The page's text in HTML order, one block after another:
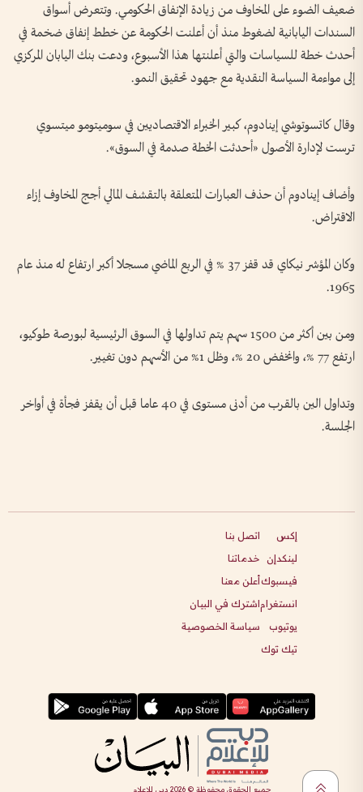
ضعيف الضوء على المخاوف من زيادة الإنفاق الحكومي. وتتعرض أسواق ​
السندات ⁠اليابانية لضغوط منذ ⁠أن أعلنت الحكومة عن خطط إنفاق ضخمة في
أحدث خطة للسياسات والتي أعلنتها هذا الأسبوع، ودعت بنك اليابان المركزي
إلى مواءمة ⁠السياسة النقدية مع جهود تحقيق النمو.
وقال كاتسوتوشي إينادوم، كبير الخبراء الاقتصاديين في سوميتومو ميتسوي
ترست لإدارة الأصول «أحدثت الخطة صدمة في السوق».
وأضاف إينادوم أن حذف العبارات المتعلقة بالتقشف المالي أجج المخاوف إزاء
الاقتراض.
وكان المؤشر نيكاي قد قفز 37 % في ‌الربع الماضي مسجلا أكبر ارتفاع له منذ عام
1965.
ومن بين أكثر من 1500 ​سهم يتم تداولها في السوق الرئيسية لبورصة طوكيو،
ارتفع 77 %، وانخفض 20 %، وظل 1% من الأسهم دون تغيير.
وتداول الين بالقرب من أدنى مستوى في 40 عاما قبل ​أن يقفز فجأة في ‌أواخر
الجلسة.
إكس
لينكدإن
فيسبوك
انستغرام
يوتيوب
تيك توك
اتصل بنا
خدماتنا
أعلن معنا
اشترك في البيان
سياسة الخصوصية
جميع الحقوق محفوظة ©2026 دبي للإعلام